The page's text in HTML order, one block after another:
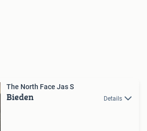
The North Face Jas S
Bieden Details